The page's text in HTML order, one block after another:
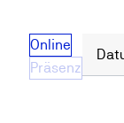
Online
Präsenz